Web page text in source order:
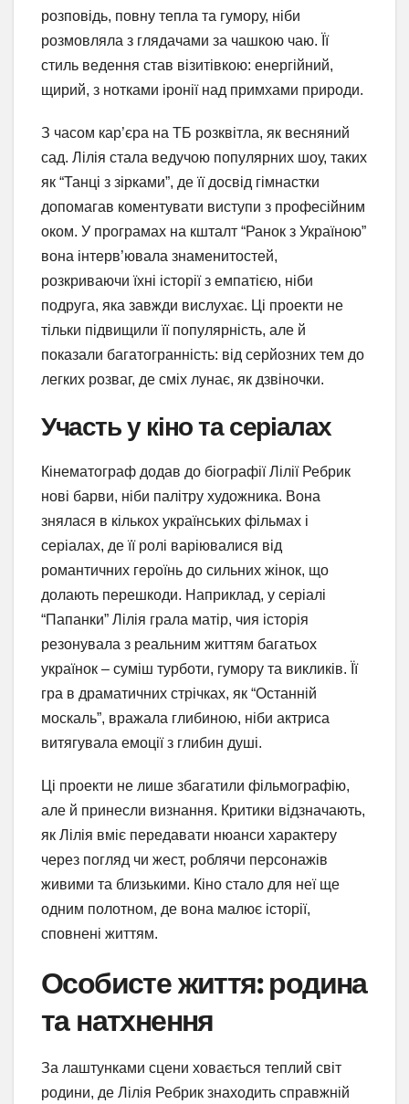
розповідь, повну тепла та гумору, ніби
розмовляла з глядачами за чашкою чаю. Її
стиль ведення став візитівкою: енергійний,
щирий, з нотками іронії над примхами природи.
З часом кар’єра на ТБ розквітла, як весняний
сад. Лілія стала ведучою популярних шоу, таких
як “Танці з зірками”, де її досвід гімнастки
допомагав коментувати виступи з професійним
оком. У програмах на кшталт “Ранок з Україною”
вона інтерв’ювала знаменитостей,
розкриваючи їхні історії з емпатією, ніби
подруга, яка завжди вислухає. Ці проекти не
тільки підвищили її популярність, але й
показали багатогранність: від серйозних тем до
легких розваг, де сміх лунає, як дзвіночки.
Участь у кіно та серіалах
Кінематограф додав до біографії Лілії Ребрик
нові барви, ніби палітру художника. Вона
знялася в кількох українських фільмах і
серіалах, де її ролі варіювалися від
романтичних героїнь до сильних жінок, що
долають перешкоди. Наприклад, у серіалі
“Папанки” Лілія грала матір, чия історія
резонувала з реальним життям багатьох
українок – суміш турботи, гумору та викликів. Її
гра в драматичних стрічках, як “Останній
москаль”, вражала глибиною, ніби актриса
витягувала емоції з глибин душі.
Ці проекти не лише збагатили фільмографію,
але й принесли визнання. Критики відзначають,
як Лілія вміє передавати нюанси характеру
через погляд чи жест, роблячи персонажів
живими та близькими. Кіно стало для неї ще
одним полотном, де вона малює історії,
сповнені життям.
Особисте життя: родина
та натхнення
За лаштунками сцени ховається теплий світ
родини, де Лілія Ребрик знаходить справжній